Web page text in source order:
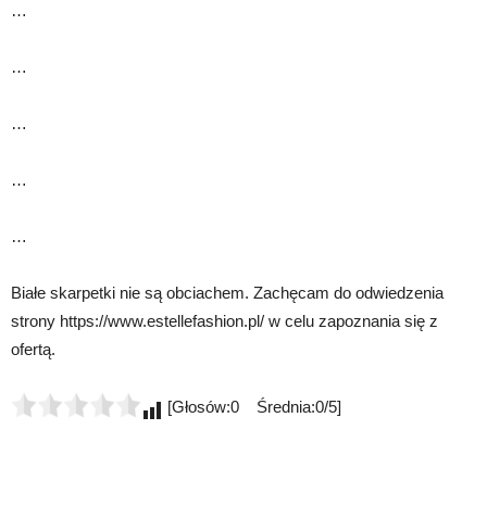
…
…
…
…
…
Białe skarpetki nie są obciachem. Zachęcam do odwiedzenia
strony https://www.estellefashion.pl/ w celu zapoznania się z
ofertą.
[Głosów:0 Średnia:0/5]